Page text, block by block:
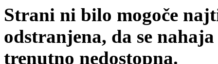
Strani ni bilo mogoče
odstranjena, da se
trenutno nedostopna.